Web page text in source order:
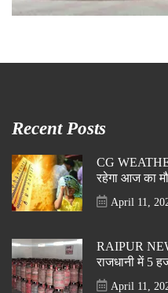
Recent Posts
CG
रहेगा आज का
April 11,
RAIPUR
राजधानी में 5
April 11,